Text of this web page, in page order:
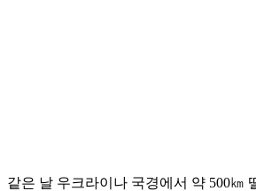
같은 날 우크라이나 국경에서 약 500㎞